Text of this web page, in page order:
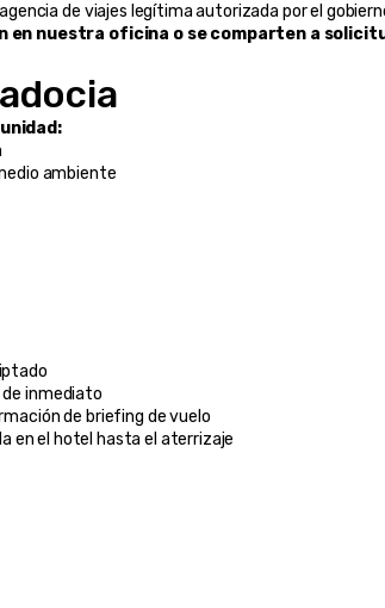
de viajes legítima autorizada por el
en nuestra oficina o se comparten a
ambiente
inmediato
de briefing de vuelo
en el hotel hasta el aterrizaje